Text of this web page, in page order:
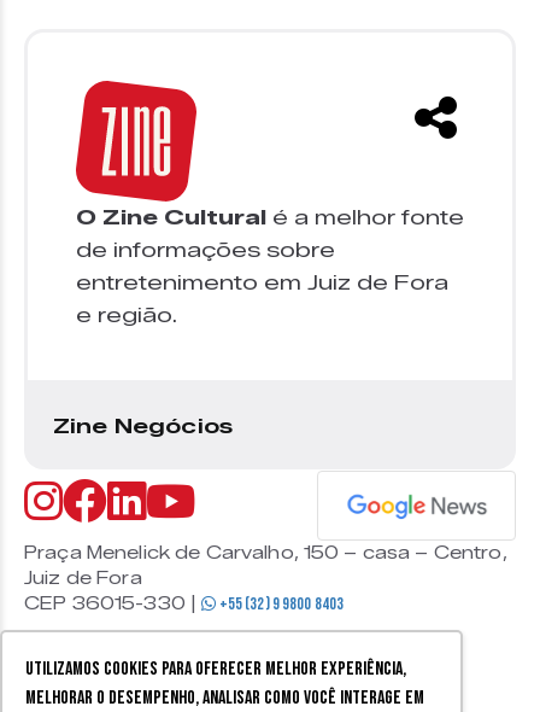
Utilizamos cookies para oferecer melhor experiência,
melhorar o desempenho, analisar como você interage em
O Zine Cultural é a melhor fonte
de informações sobre
entretenimento em Juiz de Fora
e região.
Zine Negócios
Praça Menelick de Carvalho, 150 – casa – Centro,
Juiz de Fora
CEP 36015-330 |
+55 (32) 9 9800 8403